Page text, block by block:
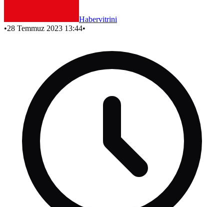
Habervitrini
•28 Temmuz 2023 13:44•